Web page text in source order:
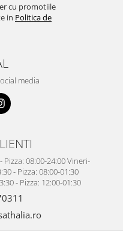
cu promotiile
in Politica de
media
Pizza: 08:00-24:00 Vineri-
- Pizza: 08:00-01:30
- Pizza: 12:00-01:30